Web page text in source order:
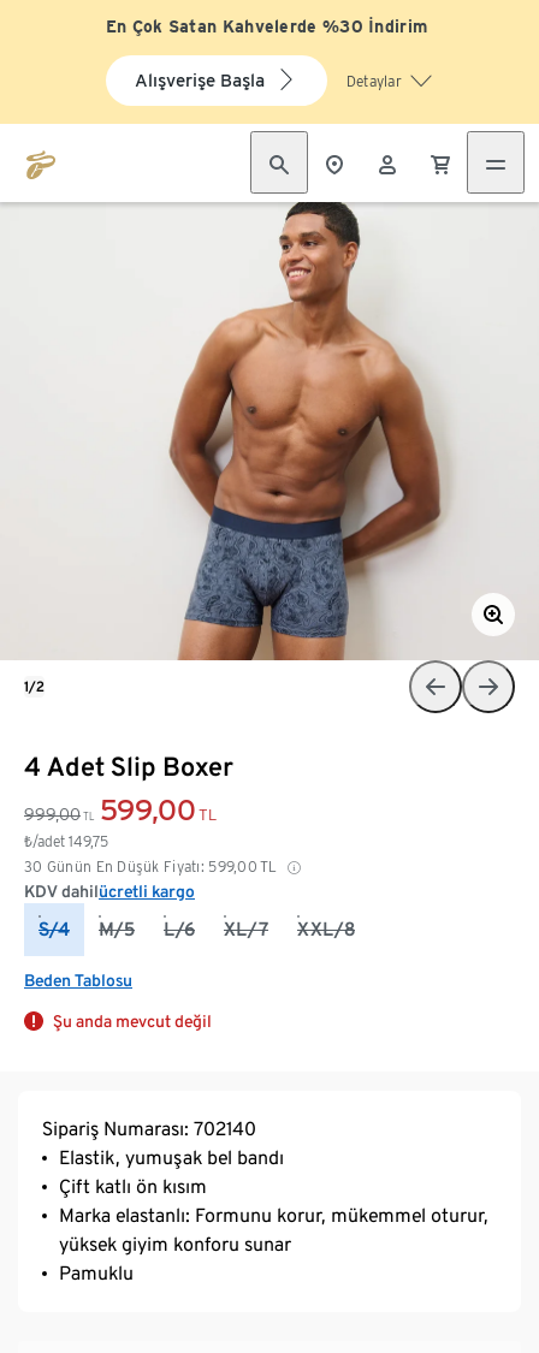
En Çok Satan Kahvelerde %30 İndirim
Alışverişe Başla Detaylar
4 Adet Slip Boxer
999,00 TL 599,00 TL
₺/adet 149,75
30 Günün En Düşük Fiyatı: 599,00 TL
KDV dahilücretli kargo
S/4 M/5 L/6 XL/7 XXL/8
Beden Tablosu
Şu anda mevcut değil
1/2
Sipariş Numarası: 702140
Elastik, yumuşak bel bandı
Çift katlı ön kısım
Marka elastanlı: Formunu korur, mükemmel oturur,
yüksek giyim konforu sunar
Pamuklu